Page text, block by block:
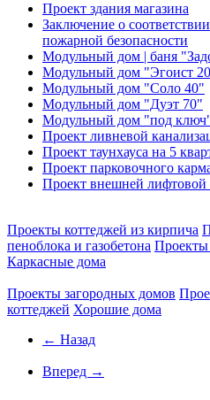
Проект здания магазина
Заключение о
пожарной безопасности
Модульный дом | баня
Модульный дом "Эгоист
Модульный дом "Соло 40"
Модульный дом "Дуэт 70"
Модульный дом "под
Проект ливневой
Проект таунхауса на 5
Проект парковочного
Проект внешней
Проекты коттеджей из кирпича
пеноблока и газобетона Проекты
Каркасные дома
Проекты загородных домов
коттеджей Хорошие дома
← Назад
Вперед →